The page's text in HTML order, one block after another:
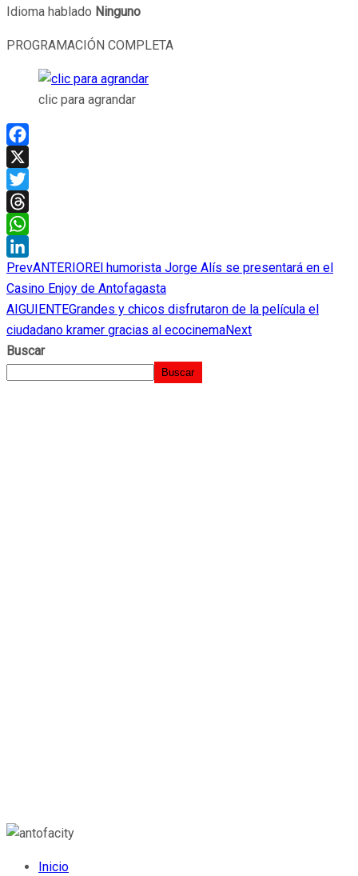
Idioma hablado Ninguno
PROGRAMACIÓN COMPLETA
clic para agrandar
Facebook
X
Twitter
Threads
WhatsApp
LinkedIn
PrevANTERIOREl humorista Jorge Alís se presentará en el
Casino Enjoy de Antofagasta
AIGUIENTEGrandes y chicos disfrutaron de la película el
ciudadano kramer gracias al ecocinemaNext
Buscar
Buscar
Inicio